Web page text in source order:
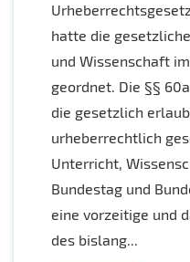
hatte die
und Wissenschaft
geordnet. Die §§
die gesetzlich
urheberrechtlich
Unterricht,
Bundestag und
eine vorzeitige und
des bislang...